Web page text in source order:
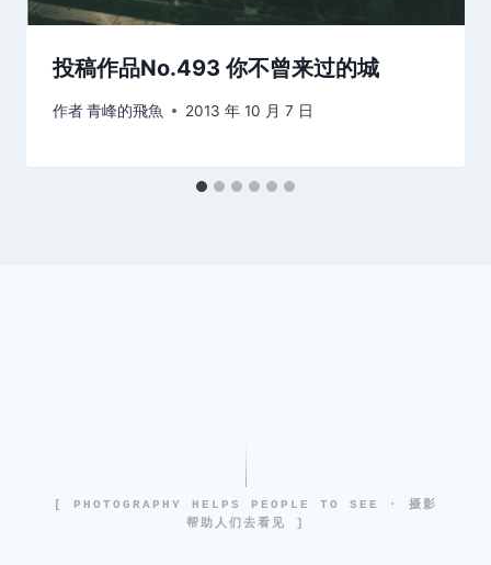
投稿作品No.493 你不曾来过的城
作者青峰的飛魚 2013 年 10 月 7 日
[ PHOTOGRAPHY HELPS PEOPLE TO SEE · 摄影
帮助人们去看见 ]